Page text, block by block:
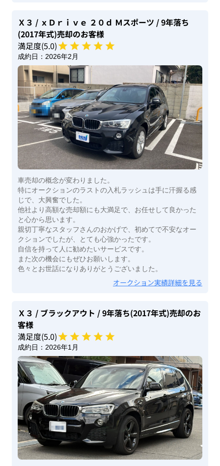
Ｘ３ / ｘＤｒｉｖｅ ２０ｄ Ｍスポーツ / 9年落ち
(2017年式)売却のお客様
満足度(5.0)
成約日： 2026年2月
車売却の概念が変わりました。
特にオークションのラストの入札ラッシュは手に汗握る感
じで、大興奮でした。
他社より高額な売却額にも大満足で、お任せして良かった
と心から思います。
親切丁寧なスタッフさんのおかげで、初めてで不安なオー
クションでしたが、とても心強かったです。
自信を持って人に勧めたいサービスです。
また次の機会にもぜひお願いします。
色々とお世話になりありがとうございました。
オークション実績詳細を見る
Ｘ３ / ブラックアウト / 9年落ち(2017年式)売却のお
客様
満足度(5.0)
成約日： 2026年1月